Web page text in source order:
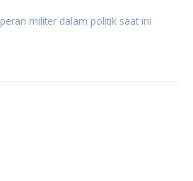
peran militer dalam politik saat ini